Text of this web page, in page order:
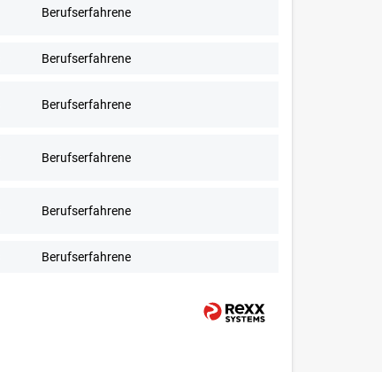
Berufserfahrene
Berufserfahrene
Berufserfahrene
Berufserfahrene
Berufserfahrene
Berufserfahrene